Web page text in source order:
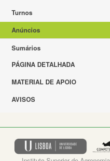
Turnos
Anúncios
Sumários
PÁGINA DETALHADA
MATERIAL DE APOIO
AVISOS